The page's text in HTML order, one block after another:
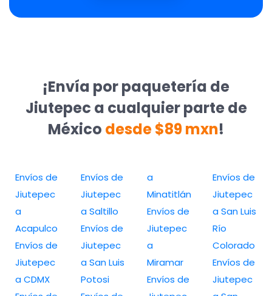
¡Envía por paquetería de
Jiutepec a cualquier parte de
México desde $89 mxn!
Envíos de
Jiutepec
a
Acapulco
Envíos de
Jiutepec
a CDMX
Envíos de
Jiutepec
a Saltillo
Envíos de
Jiutepec
a San Luis
Potosi
a
Minatitlán
Envíos de
Jiutepec
a
Miramar
Envíos de
Envíos de
Jiutepec
a San Luis
Río
Colorado
Envíos de
Jiutepec